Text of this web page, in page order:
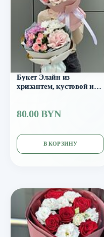
Букет Элайн из
хризантем, кустовой и
80.00 BYN
В КОРЗИНУ